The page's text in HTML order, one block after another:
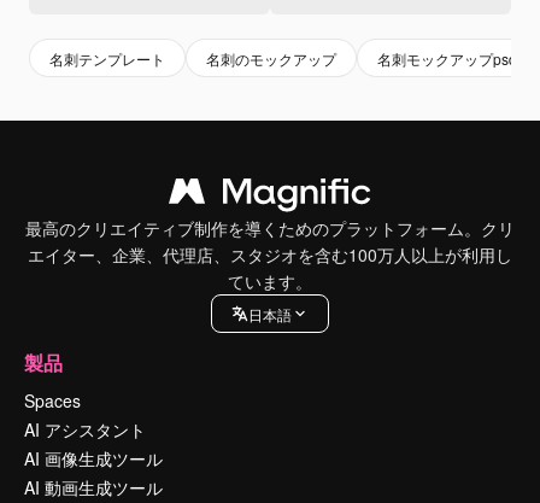
名刺テンプレート 名刺のモックアップ 名刺モックアップpsd
最高のクリエイティブ制作を導くためのプラットフォーム。クリ
エイター、企業、代理店、スタジオを含む100万人以上が利用し
ています。
日本語
製品
Spaces
AI アシスタント
AI 画像生成ツール
AI 動画生成ツール